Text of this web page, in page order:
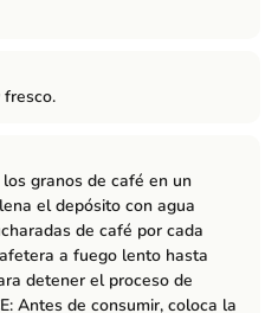
los granos de café en un
el depósito con agua
de café por cada
a fuego lento hasta
detener el proceso de
Antes de consumir, coloca la